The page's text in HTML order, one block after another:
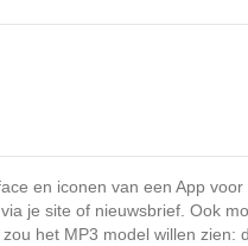
en iconen van een App
je site of nieuwsbrief. Ook
het MP3 model willen zien: